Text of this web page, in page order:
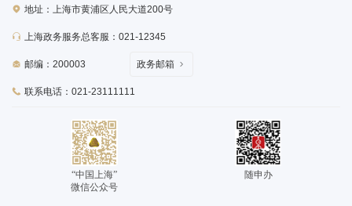
地址：上海市黄浦区人民大道200号
上海政务服务总客服：021-12345
邮编：200003
联系电话：021-23111111
政务邮箱
“中国上海”
微信公众号
随申办